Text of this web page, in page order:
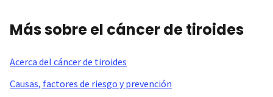
Más sobre el cáncer de tiroides
Acerca del cáncer de tiroides
Causas, factores de riesgo y prevención